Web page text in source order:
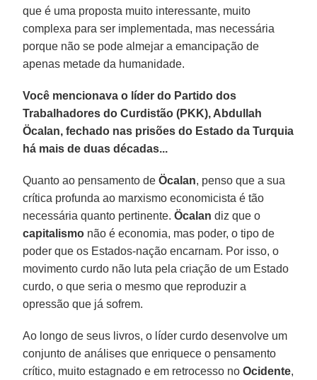
que é uma proposta muito interessante, muito
complexa para ser implementada, mas necessária
porque não se pode almejar a emancipação de
apenas metade da humanidade.
Você mencionava o líder do Partido dos
Trabalhadores do Curdistão (PKK), Abdullah
Öcalan, fechado nas prisões do Estado da Turquia
há mais de duas décadas...
Quanto ao pensamento deÖcalan, penso que a sua
crítica profunda ao marxismo economicista é tão
necessária quanto pertinente.Öcalan diz que o
capitalismo não é economia, mas poder, o tipo de
poder que os Estados-nação encarnam. Por isso, o
movimento curdo não luta pela criação de um Estado
curdo, o que seria o mesmo que reproduzir a
opressão que já sofrem.
Ao longo de seus livros, o líder curdo desenvolve um
conjunto de análises que enriquece o pensamento
crítico, muito estagnado e em retrocesso noOcidente,